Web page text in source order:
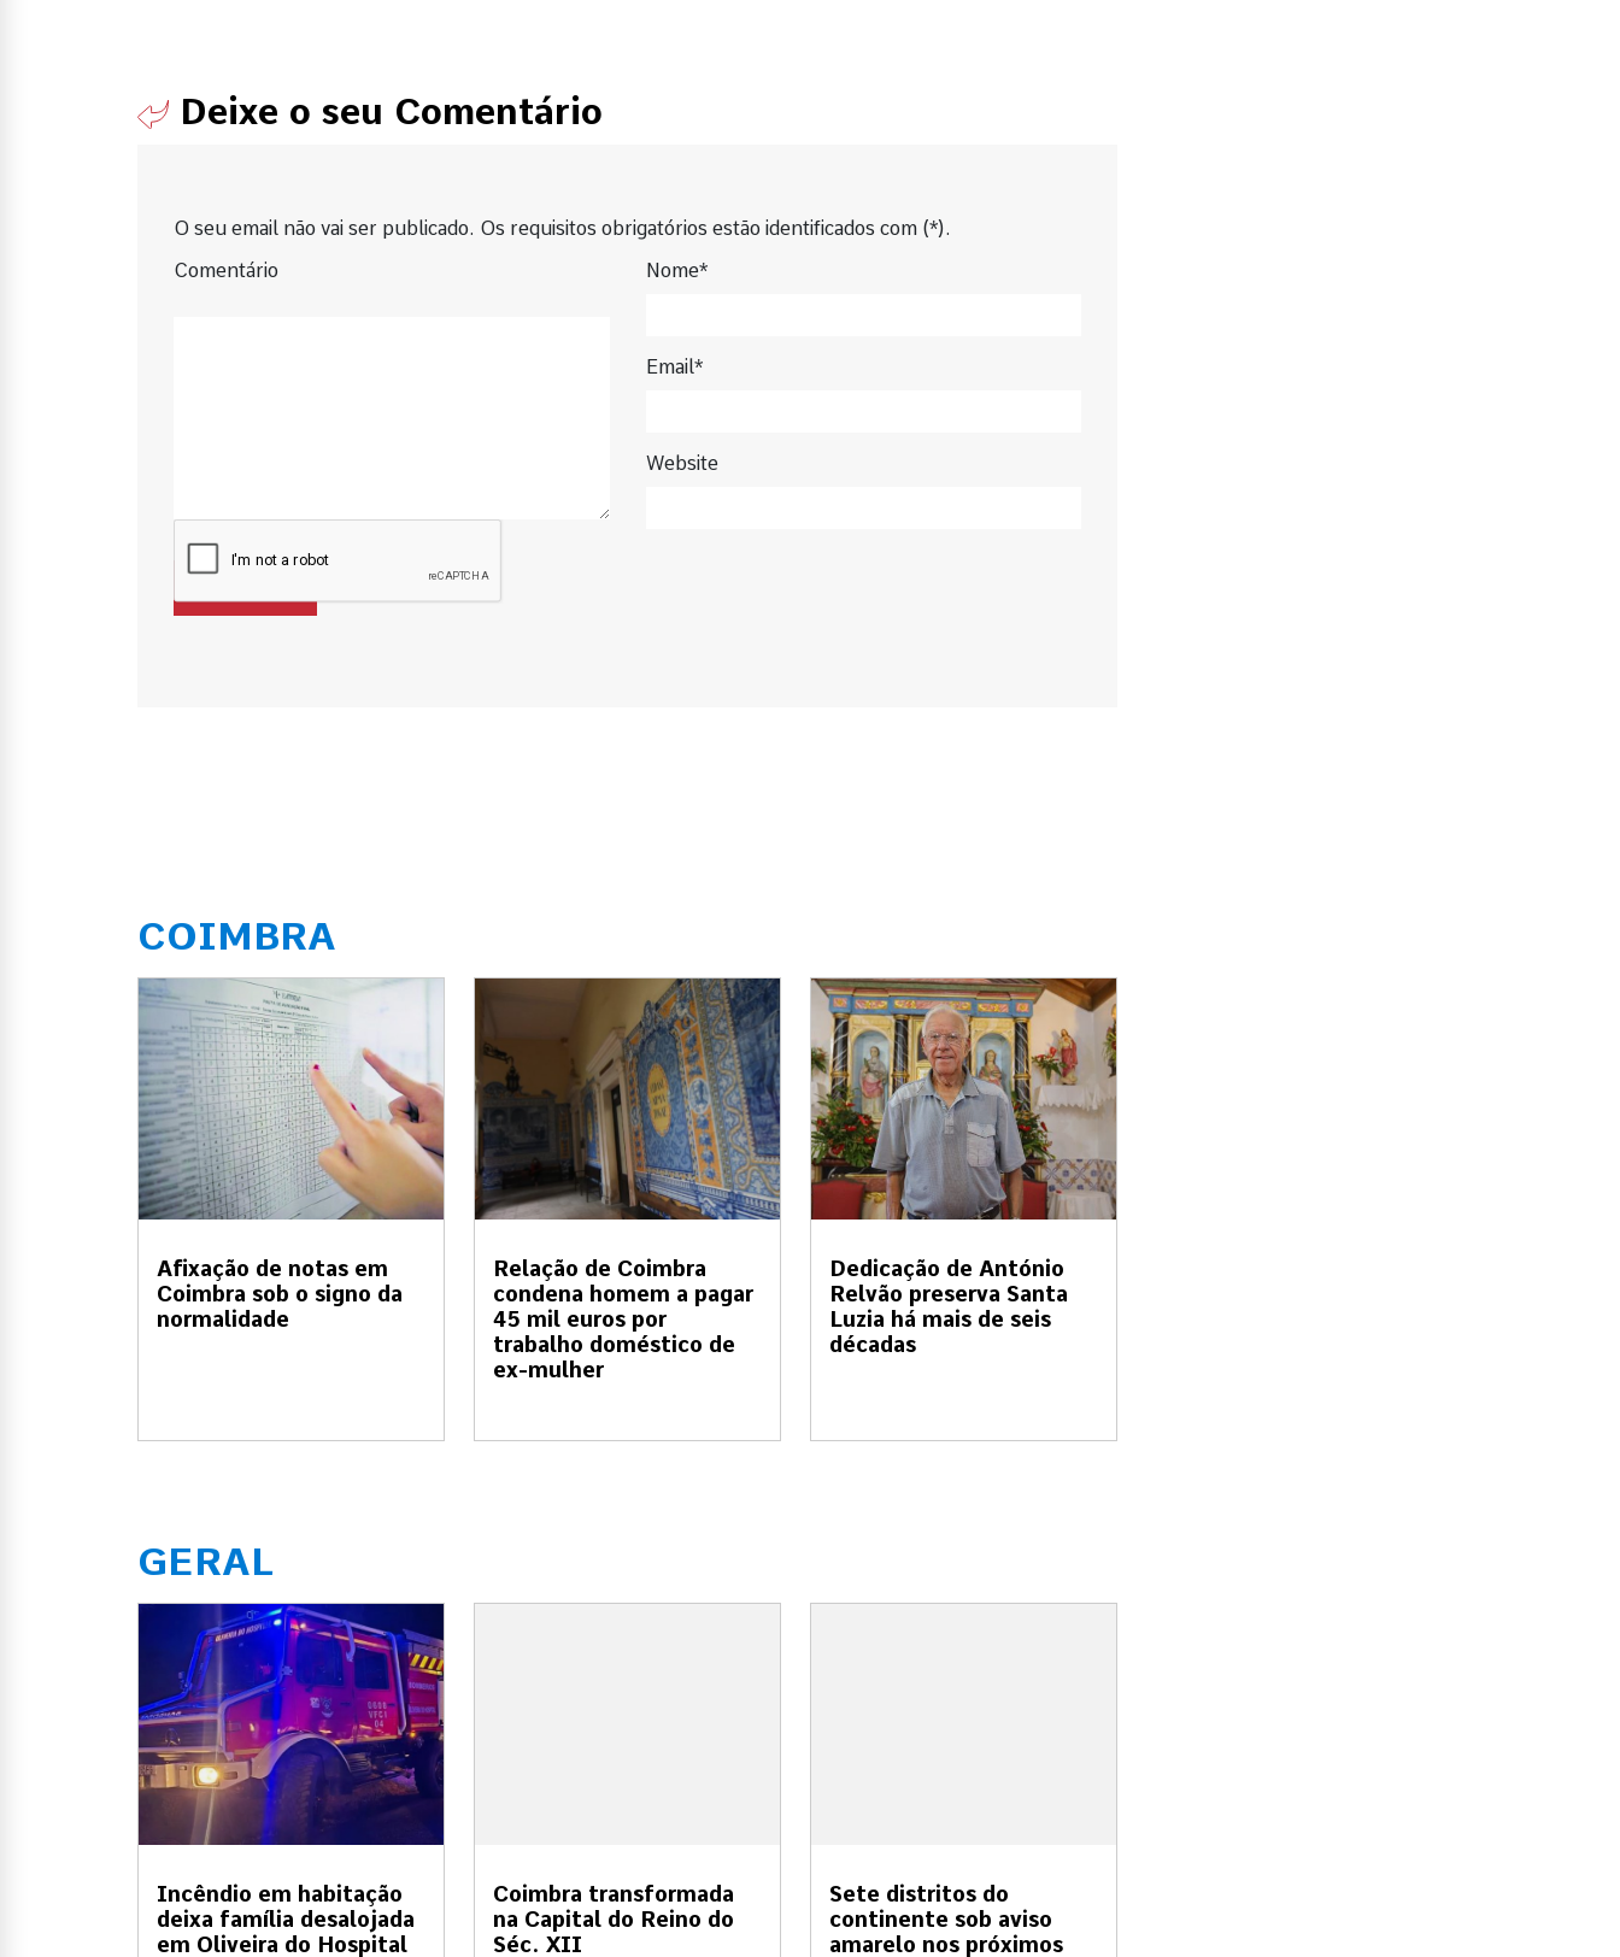
Deixe o seu Comentário
O seu email não vai ser publicado. Os requisitos obrigatórios estão identificados com (*).
Comentário
Nome*
Email*
Website
COIMBRA
Afixação de notas em
Coimbra sob o signo da
normalidade
Relação de Coimbra
condena homem a pagar
45 mil euros por
trabalho doméstico de
ex-mulher
Dedicação de António
Relvão preserva Santa
Luzia há mais de seis
décadas
GERAL
Incêndio em habitação
deixa família desalojada
em Oliveira do Hospital
Coimbra transformada
na Capital do Reino do
Séc. XII
Sete distritos do
continente sob aviso
amarelo nos próximos